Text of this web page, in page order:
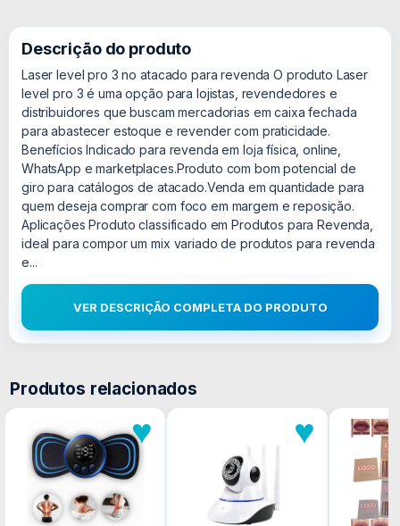
Descrição do produto
Laser level pro 3 no atacado para revenda O produto Laser
level pro 3 é uma opção para lojistas, revendedores e
distribuidores que buscam mercadorias em caixa fechada
para abastecer estoque e revender com praticidade.
Benefícios Indicado para revenda em loja física, online,
WhatsApp e marketplaces.Produto com bom potencial de
giro para catálogos de atacado.Venda em quantidade para
quem deseja comprar com foco em margem e reposição.
Aplicações Produto classificado em Produtos para Revenda,
ideal para compor um mix variado de produtos para revenda
e...
VER DESCRIÇÃO COMPLETA DO PRODUTO
Produtos relacionados
♥ ♥